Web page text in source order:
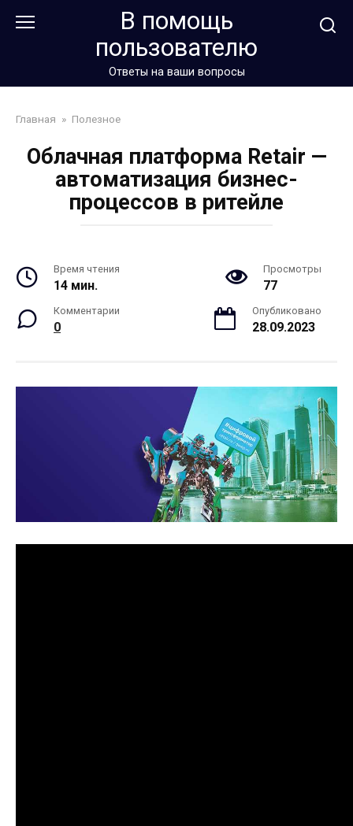
В помощь
пользователю
Ответы на ваши вопросы
Главная » Полезное
Облачная платформа Retair —
автоматизация бизнес-
процессов в ритейле
Время чтения
14 мин.
Просмотры
77
Комментарии
0
Опубликовано
28.09.2023